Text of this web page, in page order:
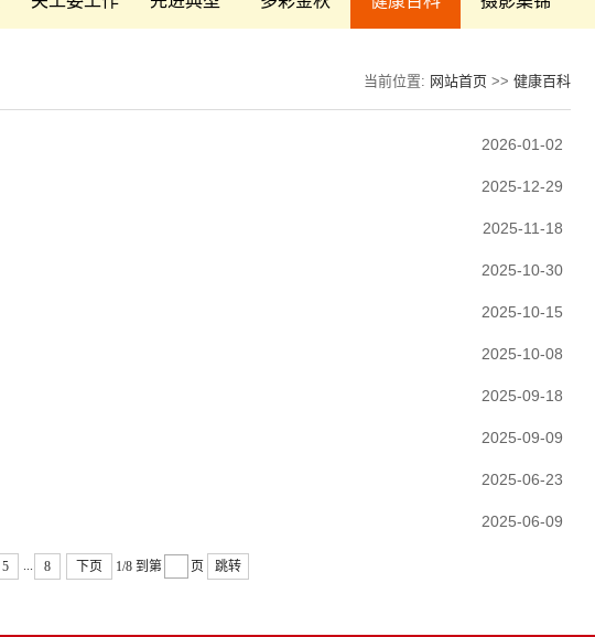
当前位置: 网站首页 >> 健康百科
2026-01-02
2025-12-29
2025-11-18
2025-10-30
2025-10-15
2025-10-08
2025-09-18
2025-09-09
2025-06-23
2025-06-09
5 8 下页 1/8 到第 页 跳转